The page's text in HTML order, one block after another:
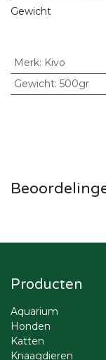
Gewicht
Merk: Kivo
Gewicht: 500gr
Producten
Aquarium
Honden
Katten
Knaagdieren